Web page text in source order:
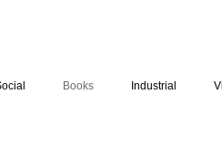
Books Industrial